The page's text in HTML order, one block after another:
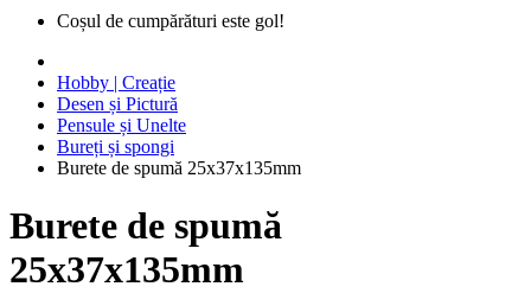
Coșul de cumpărături este gol!
Hobby | Creație
Desen și Pictură
Pensule și Unelte
Bureți și spongi
Burete de spumă 25x37x135mm
Burete de spumă
25x37x135mm